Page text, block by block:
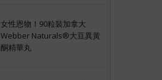
女性恩物！90粒裝加拿大
Webber Naturals®大豆異黃
酮精華丸